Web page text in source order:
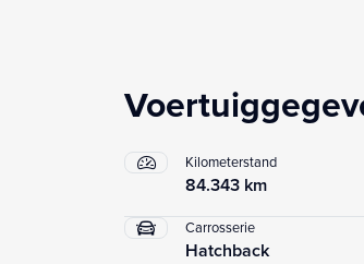
Kilometerstand
84.343 km
Carrosserie
Hatchback